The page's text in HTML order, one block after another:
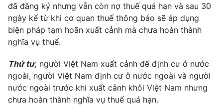
Cơ quan chủ quản: Đài Truyền hình Việt Nam
Cơ quan báo chí: Thời báo VTV
Giấy phép hoạt động báo in và báo điện tử số 483/GP-BTTTT
Tổng Biên tập:Vũ Thanh Thủy
Phó Tổng Biên tập: Nguyễn Thị Mỹ Hạnh, Phạm Quốc Thắng,
Nguyễn Trọng Ninh
Tổng đài VTV:024.38 355 931 - 024.38 355 932
đã đăng ký nhưng vẫn còn nợ thuế quá hạn và sau 30
ngày kể từ khi cơ quan thuế thông báo sẽ áp dụng
biện pháp tạm hoãn xuất cảnh mà chưa hoàn thành
nghĩa vụ thuế.
Thứ tư, người Việt Nam xuất cảnh để định cư ở nước
ngoài, người Việt Nam định cư ở nước ngoài và người
nước ngoài trước khi xuất cảnh khỏi Việt Nam nhưng
chưa hoàn thành nghĩa vụ thuế quá hạn.